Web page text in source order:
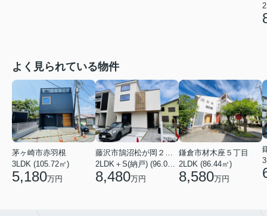
よく見られている物件
茅ヶ崎市赤羽根
3LDK (105.72㎡)
5,180万円
藤沢市鵠沼松が岡２丁目
2LDK＋S(納戸) (96.05㎡)
8,480万円
鎌倉市材木座５丁目
2LDK (86.44㎡)
8,580万円